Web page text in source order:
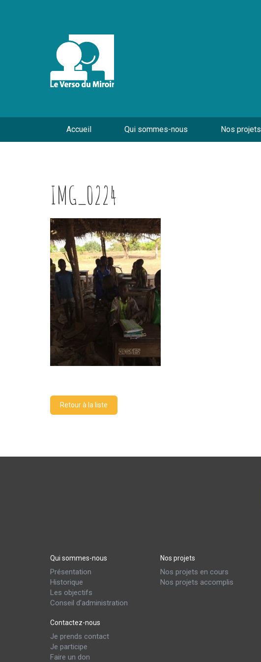
Accueil Qui sommes-nous Nos projets
IMG_0224
Retour à la liste
Qui sommes-nous
Présentation
Historique
Les objectifs
Conseil d’administration
Nos projets
Nos projets en cours
Nos projets accomplis
Contactez-nous
Je prends contact
Je participe
Faire un don